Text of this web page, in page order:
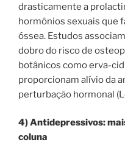
drasticamente a
hormônios sexuais que
óssea. Estudos
dobro do risco de
botânicos como erva-
proporcionam alívio da
perturbação hormonal
4) Antidepressivos:
coluna